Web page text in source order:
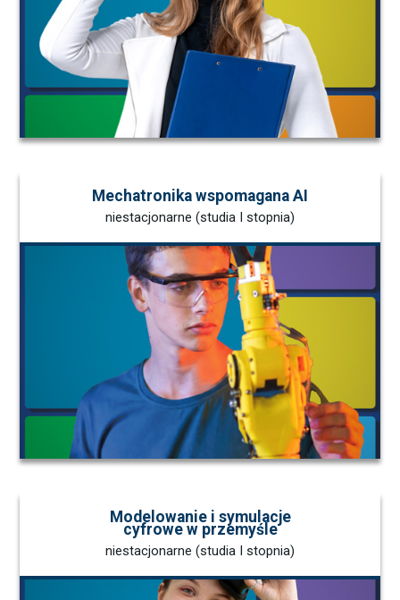
Mechatronika wspomagana AI
niestacjonarne (studia I stopnia)
Modelowanie i symulacje
cyfrowe w przemyśle
niestacjonarne (studia I stopnia)